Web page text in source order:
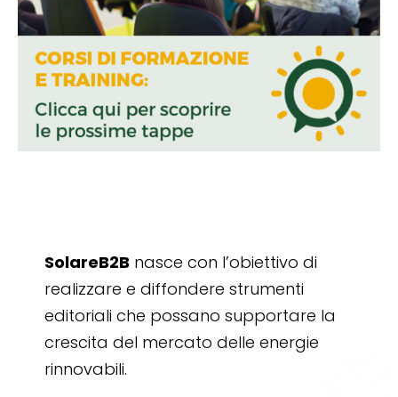
SolareB2B nasce con l’obiettivo di
realizzare e diffondere strumenti
editoriali che possano supportare la
crescita del mercato delle energie
rinnovabili.